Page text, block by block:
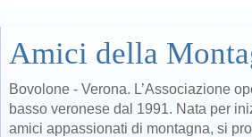
Amici della
Bovolone - Verona. L’Associazione
basso veronese dal 1991. Nata per
amici appassionati di montagna, si